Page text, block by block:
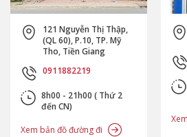
121 Nguyễn Thị Thập,
(QL 60), P.10, TP. Mỹ
Tho, Tiền Giang
0911882219
8h00 - 21h00 ( Thứ 2
đến CN)
Xem bản đồ đường đi